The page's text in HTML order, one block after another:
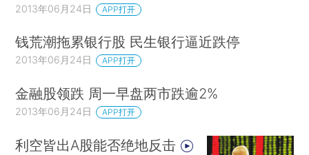
2013年06月24日 APP打开
钱荒潮拖累银行股 民生银行逼近跌停
2013年06月24日 APP打开
金融股领跌 周一早盘两市跌逾2%
2013年06月24日 APP打开
利空皆出A股能否绝地反击